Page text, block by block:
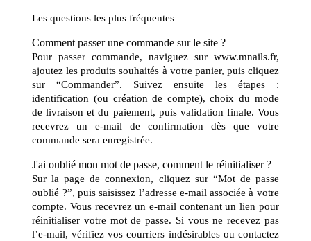
Les questions les plus fréquentes
Comment passer une commande sur le site ?
Pour passer commande, naviguez sur www.mnails.fr,
ajoutez les produits souhaités à votre panier, puis cliquez
sur “Commander”. Suivez ensuite les étapes :
identification (ou création de compte), choix du mode
de livraison et du paiement, puis validation finale. Vous
recevrez un e-mail de confirmation dès que votre
commande sera enregistrée.
J'ai oublié mon mot de passe, comment le réinitialiser ?
Sur la page de connexion, cliquez sur “Mot de passe
oublié ?”, puis saisissez l’adresse e-mail associée à votre
compte. Vous recevrez un e-mail contenant un lien pour
réinitialiser votre mot de passe. Si vous ne recevez pas
l’e-mail, vérifiez vos courriers indésirables ou contactez